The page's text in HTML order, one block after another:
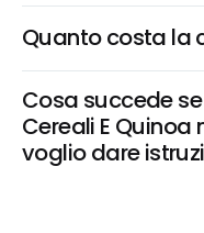
Quanto costa la
Cosa succede se
Cereali E Quinoa
voglio dare